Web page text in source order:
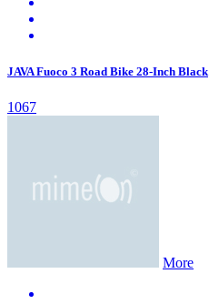
JAVA Fuoco 3 Road Bike 28-Inch Black
1067
More